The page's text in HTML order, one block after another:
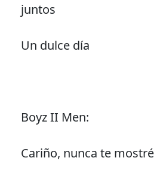
juntos
Un dulce día
Boyz II Men:
Cariño, nunca te mostré